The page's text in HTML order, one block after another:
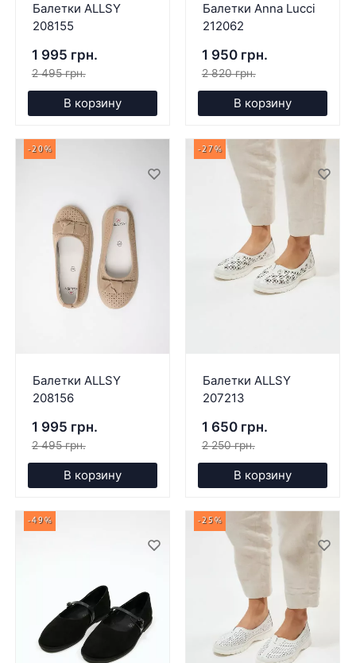
Балетки ALLSY
208155
1 995 грн.
2 495 грн.
В корзину
Балетки Anna Lucci
212062
1 950 грн.
2 820 грн.
В корзину
-20%
Балетки ALLSY
208156
1 995 грн.
2 495 грн.
В корзину
-27%
Балетки ALLSY
207213
1 650 грн.
2 250 грн.
В корзину
-49% -25%